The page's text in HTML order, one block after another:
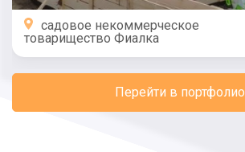
садовое некоммерческое
товарищество Фиалка
Перейти в портфолио